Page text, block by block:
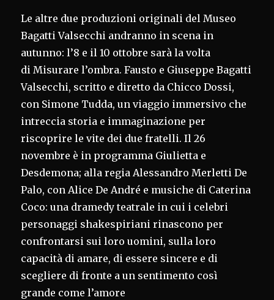
Le altre due produzioni originali del Museo
Bagatti Valsecchi andranno in scena in
autunno: l’8 e il 10 ottobre sarà la volta
di Misurare l’ombra. Fausto e Giuseppe Bagatti
Valsecchi, scritto e diretto da Chicco Dossi,
con Simone Tudda, un viaggio immersivo che
intreccia storia e immaginazione per
riscoprire le vite dei due fratelli. Il 26
novembre è in programma Giulietta e
Desdemona; alla regia Alessandro Merletti De
Palo, con Alice De André e musiche di Caterina
Coco: una dramedy teatrale in cui i celebri
personaggi shakespiriani rinascono per
confrontarsi sui loro uomini, sulla loro
capacità di amare, di essere sincere e di
scegliere di fronte a un sentimento così
grande come l’amore